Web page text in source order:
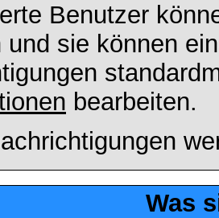
Benutzer
und sie können
bearbeiten.
Was